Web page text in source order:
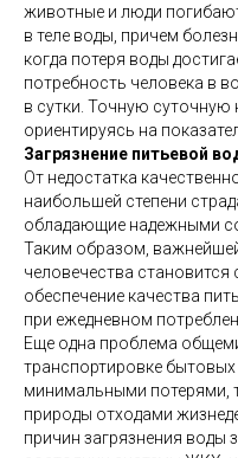
животные и люди
в теле воды, причем
когда потеря воды
потребность человека в
в сутки. Точную
ориентируясь на
Загрязнение питьевой
От недостатка
наибольшей степени
обладающие надежными
Таким образом,
человечества становится
обеспечение качества
при ежедневном
Еще одна проблема
транспортировке
минимальными потерями,
природы отходами
причин загрязнения воды